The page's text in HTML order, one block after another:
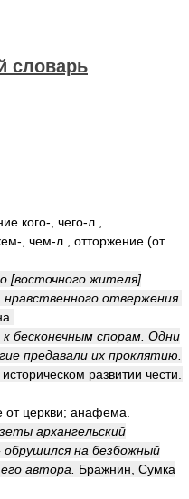
словарь
кого-, чего-л.,
, чем-л., отторжение (от
[восточного жителя]
отвержения.
бесконечным спорам. Одни
предавали их проклятию.
развитии чести.
от церкви; анафема.
архангельский
обрушился на безбожный
автора.
Бражнин, Сумка